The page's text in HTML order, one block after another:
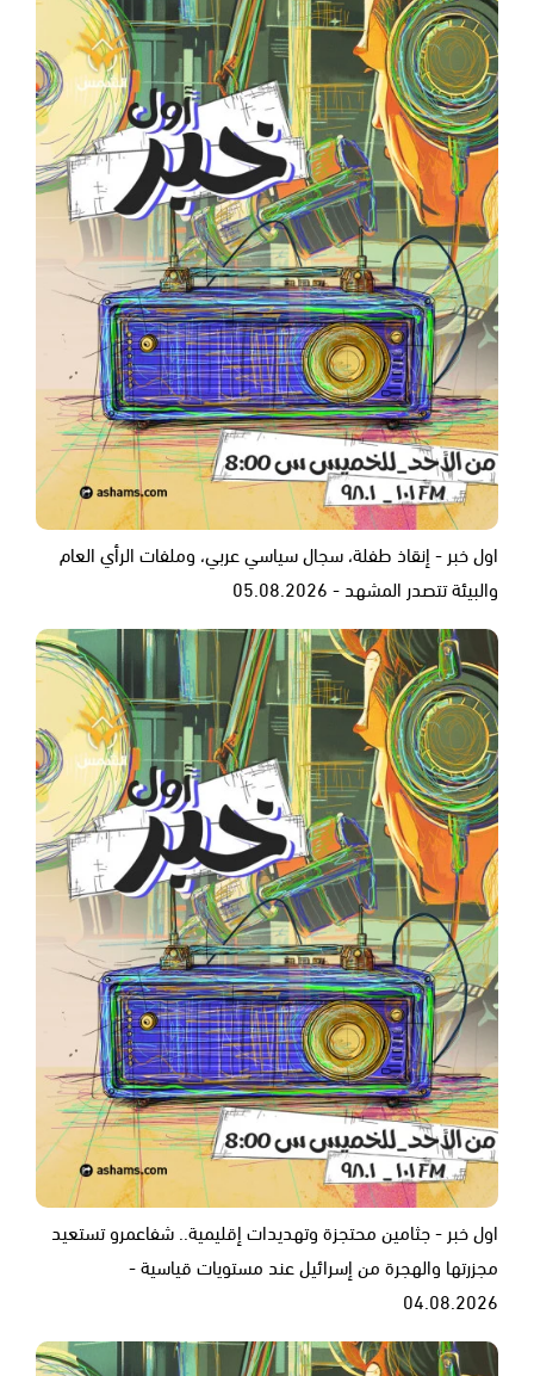
اول خبر - إنقاذ طفلة، سجال سياسي عربي، وملفات الرأي العام
والبيئة تتصدر المشهد - 05.08.2026
اول خبر - جثامين محتجزة وتهديدات إقليمية.. شفاعمرو تستعيد
مجزرتها والهجرة من إسرائيل عند مستويات قياسية -
04.08.2026